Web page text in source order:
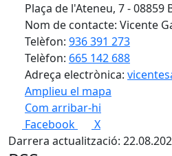
Plaça de l'Ateneu, 7 - 08859
Nom de contacte: Vicente
Telèfon: 936 391 273
Telèfon: 665 142 688
Adreça electrònica:
Amplieu el mapa
Com arribar-hi
+
Facebook
X
Darrera actualització: